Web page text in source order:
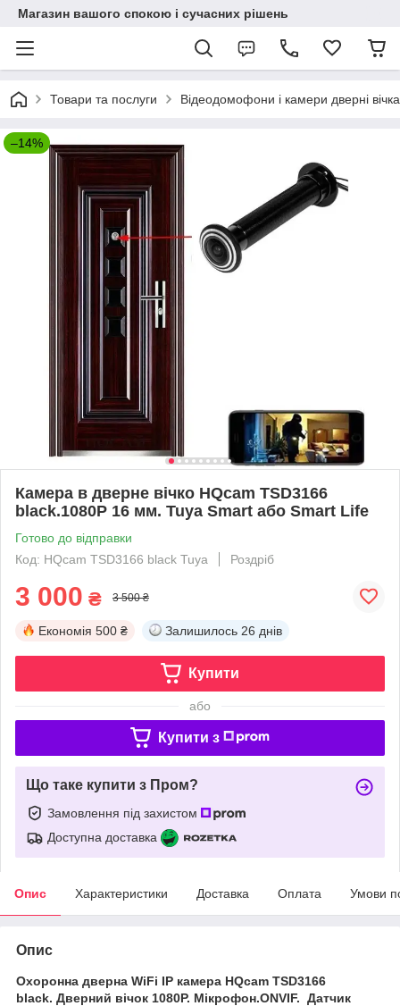
Магазин вашого спокою і сучасних рішень
Товари та послуги Відеодомофони і камери дверні вічка
–14%
Камера в дверне вічко HQcam TSD3166
black.1080P 16 мм. Tuya Smart або Smart Life
Готово до відправки
Код: HQcam TSD3166 black Tuya
Роздріб
3 000 ₴ 3 500 ₴
Економія 500 ₴ Залишилось 26 днів
Купити
або
Купити з
Що таке купити з Пром?
Замовлення під захистом
Доступна доставка
Опис Характеристики Доставка Оплата Умови
Опис
Охоронна дверна WiFi IP камера HQcam TSD3166
black. Дверний вічок 1080P. Мікрофон.ONVIF. Датчик